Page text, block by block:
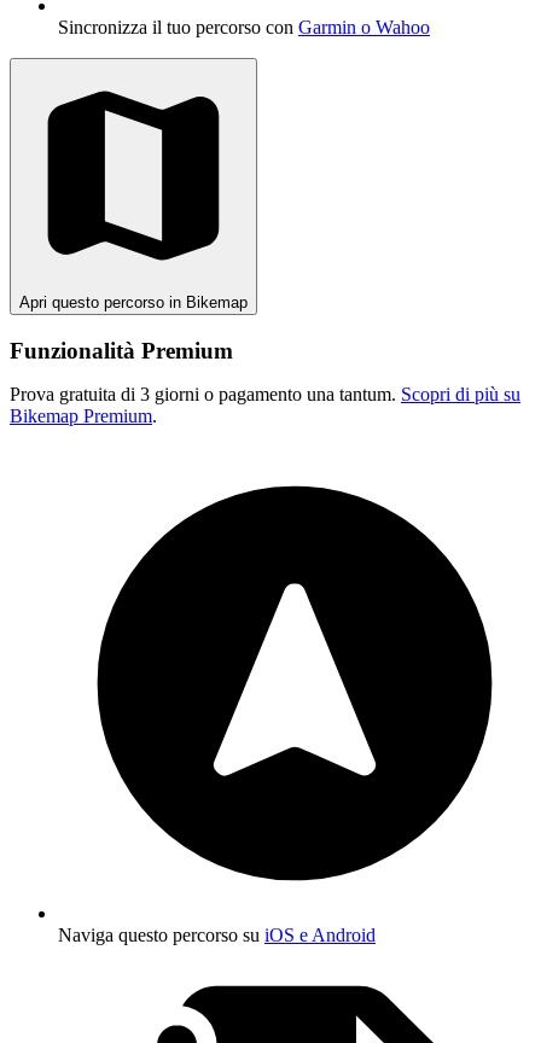
Sincronizza il tuo percorso con Garmin o Wahoo
Apri questo percorso in Bikemap
Funzionalità Premium
Prova gratuita di 3 giorni o pagamento una tantum. Scopri di più su
Bikemap Premium.
Naviga questo percorso su iOS e Android